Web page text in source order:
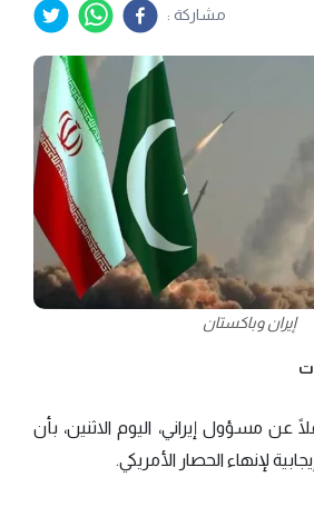
مشاركة :
إيران وباكستان
عن مسؤول إيراني، اليوم الاثنين، بأن
لإنهاء الحصار الأمريكي.